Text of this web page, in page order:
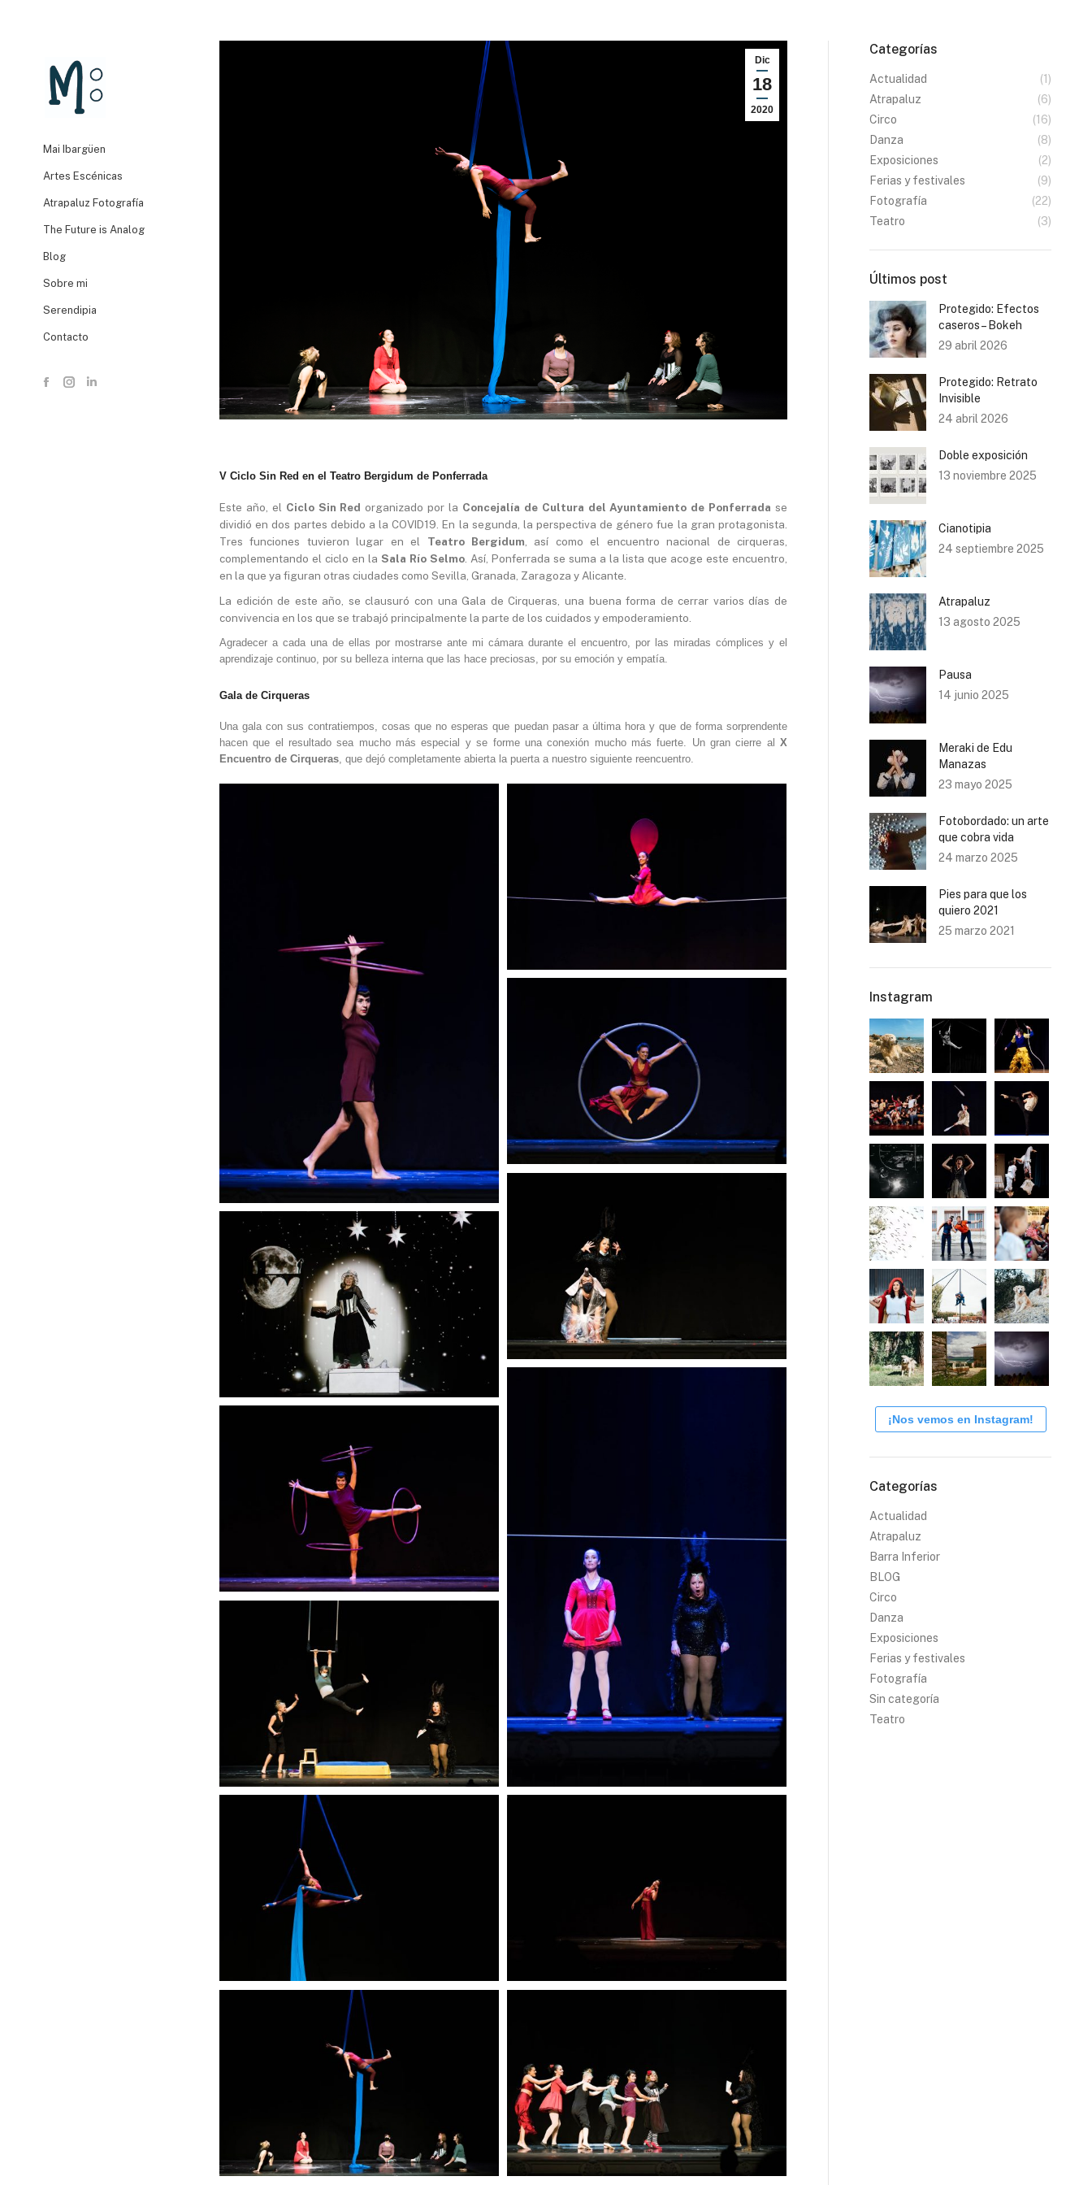
Mai Ibargüen
Artes Escénicas
Atrapaluz Fotografía
The Future is Analog
Blog
Sobre mi
Serendipia
Contacto
FacebookInstagram
Dic
18
2020
V Ciclo Sin Red en el Teatro Bergidum de Ponferrada
Este año, el Ciclo Sin Red organizado por la Concejalía de Cultura del Ayuntamiento de Ponferrada se
dividió en dos partes debido a la COVID19. En la segunda, la perspectiva de género fue la gran protagonista.
Tres funciones tuvieron lugar en el Teatro Bergidum , así como el encuentro nacional de cirqueras,
complementando el ciclo en la Sala Río Selmo . Así, Ponferrada se suma a la lista que acoge este encuentro,
en la que ya figuran otras ciudades como Sevilla, Granada, Zaragoza y Alicante.
La edición de este año, se clausuró con una Gala de Cirqueras, una buena forma de cerrar varios días de
convivencia en los que se trabajó principalmente la parte de los cuidados y empoderamiento.
Agradecer a cada una de ellas por mostrarse ante mi cámara durante el encuentro, por las miradas cómplices y el
aprendizaje continuo, por su belleza interna que las hace preciosas, por su emoción y empatía.
Gala de Cirqueras
Una gala con sus contratiempos, cosas que no esperas que puedan pasar a última hora y que de forma sorprendente
hacen que el resultado sea mucho más especial y se forme una conexión mucho más fuerte. Un gran cierre al X
Encuentro de Cirqueras , que dejó completamente abierta la puerta a nuestro siguiente reencuentro.
Categorías
Actualidad
(1)
Atrapaluz
(6)
Circo
(16)
Danza
(8)
Exposiciones
(2)
Ferias y festivales
(9)
Fotografía
(22)
Teatro
(3)
Últimos post
Protegido: Efectos
caseros – Bokeh
29 abril 2026
Protegido: Retrato
Invisible
24 abril 2026
Doble exposición
13 noviembre 2025
Cianotipia
24 septiembre 2025
Atrapaluz
13 agosto 2025
Pausa
14 junio 2025
Meraki de Edu
Manazas
23 mayo 2025
Fotobordado: un arte
que cobra vida
24 marzo 2025
Pies para que los
quiero 2021
25 marzo 2021
Instagram
¡Nos vemos en Instagram!
Categorías
Actualidad
Atrapaluz
Barra Inferior
BLOG
Circo
Danza
Exposiciones
Ferias y festivales
Fotografía
Sin categoría
Teatro